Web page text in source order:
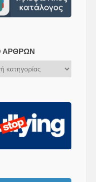
ΆΡΘΡΩΝ